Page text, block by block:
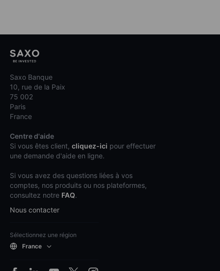
Saxo Banque
10, rue de la Paix
75 002
Paris
France
Centre d'aide
Si vous êtes client, cliquez-ici pour effectuer
une demande d'aide en ligne.
Si vous avez des questions liées à vos
comptes, nos produits ou nos plateformes,
consultez notre FAQ.
Nous contacter
Sélectionnez une région
France